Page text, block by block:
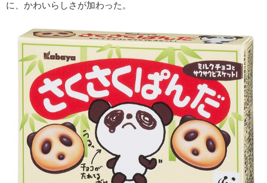
に、かわいらしさが加わった。